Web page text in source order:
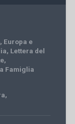
, Europa e
, Lettera del
,
Famiglia
,